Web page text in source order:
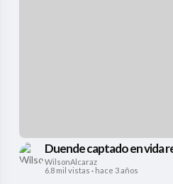
Duende captado en vida
WilsonAlcaraz
6.8 mil vistas · hace 3 años